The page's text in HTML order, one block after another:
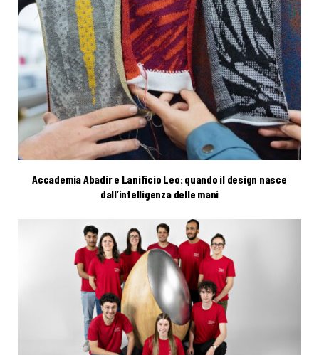
Accademia Abadir e Lanificio Leo: quando il design nasce
dall’intelligenza delle mani